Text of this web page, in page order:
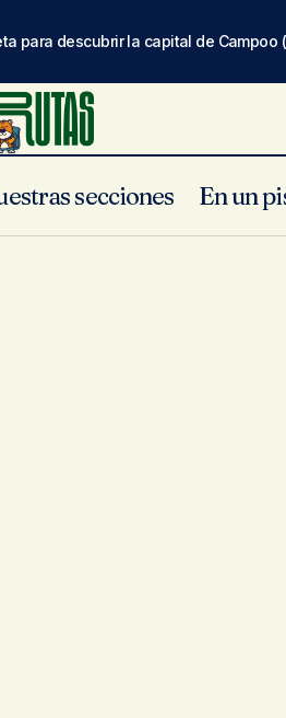
para descubrir la capital de Campoo
secciones En un